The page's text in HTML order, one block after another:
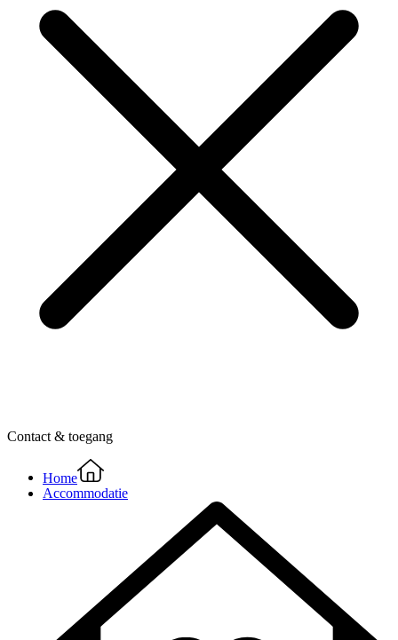
Contact & toegang
Home
Accommodatie